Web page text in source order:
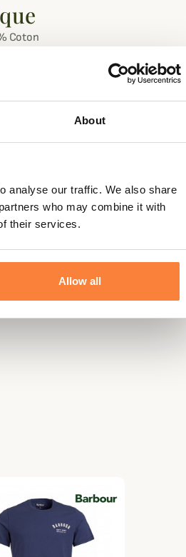
About
analyse our traffic. We also share
who may combine it with
their services.
Allow all
Coton